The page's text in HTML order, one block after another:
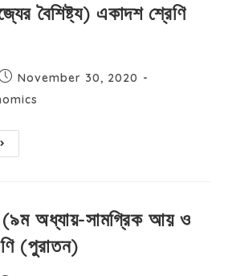
বৈশিষ্ট্য) একাদশ শ্রেণি
November 30, 2020
(৯ম অধ্যায়-সামগ্রিক আয় ও
(পুরাতন)